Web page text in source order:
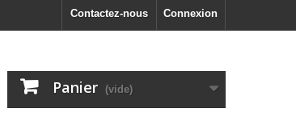
Connexion
Contactez-nous
Panier (vide)